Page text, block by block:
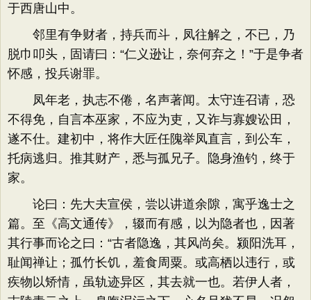
于西唐山中。
邻里有争财者，持兵而斗，凤往解之，不已，乃
脱巾叩头，固请曰：“仁义逊让，奈何弃之！”于是争者
怀感，投兵谢罪。
凤年老，执志不倦，名声著闻。太守连召请，恐
不得免，自言本巫家，不应为吏，又诈与寡嫂讼田，
遂不仕。建初中，将作大匠任隗举凤直言，到公车，
托病逃归。推其财产，悉与孤兄子。隐身渔钓，终于
家。
论曰：先大夫宣侯，尝以讲道余隙，寓乎逸士之
篇。至《高文通传》，辍而有感，以为隐者也，因著
其行事而论之曰：“古者隐逸，其风尚矣。颍阳洗耳，
耻闻禅让；孤竹长饥，羞食周粟。或高栖以违行，或
疾物以矫情，虽轨迹异区，其去就一也。若伊人者，